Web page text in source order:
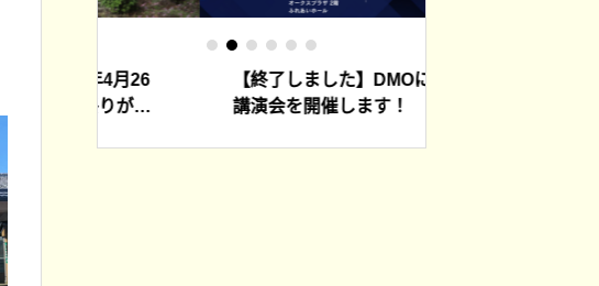
【終了しました】DMOに関する
講演会を開催します！